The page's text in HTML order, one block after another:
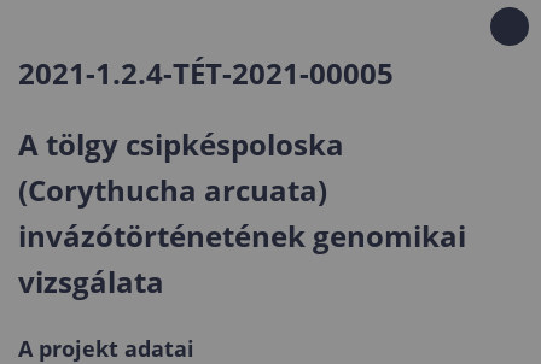
2021-1.2.4-TÉT-2021-00005
A tölgy csipkéspoloska
(Corythucha arcuata)
invázótörténetének genomikai
vizsgálata
A projekt adatai